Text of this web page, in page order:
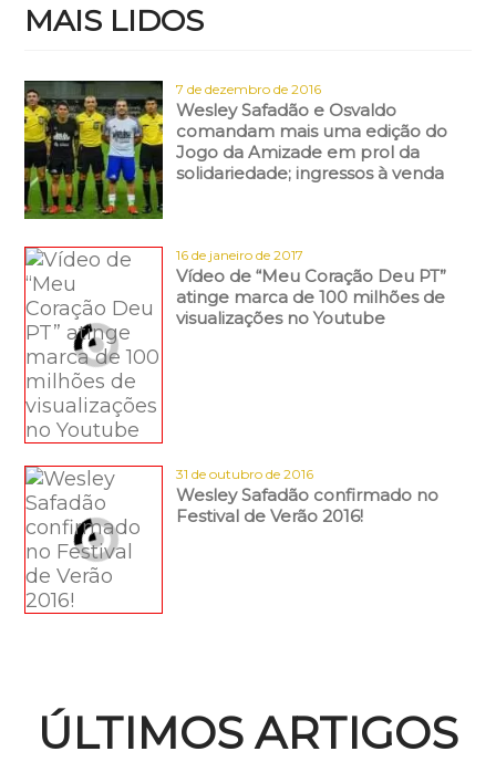
MAIS LIDOS
7 de dezembro de 2016
Wesley Safadão e Osvaldo
comandam mais uma edição do
Jogo da Amizade em prol da
solidariedade; ingressos à venda
16 de janeiro de 2017
Vídeo de “Meu Coração Deu PT”
atinge marca de 100 milhões de
visualizações no Youtube
31 de outubro de 2016
Wesley Safadão confirmado no
Festival de Verão 2016!
ÚLTIMOS ARTIGOS